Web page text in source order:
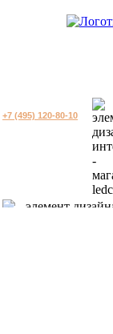
+7 (495) 120-80-10